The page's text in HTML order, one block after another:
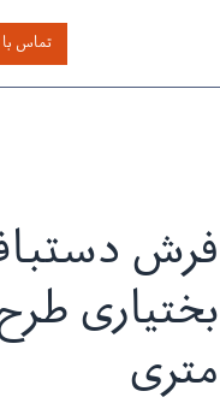
تماس با
فرش
بختیاری
متری